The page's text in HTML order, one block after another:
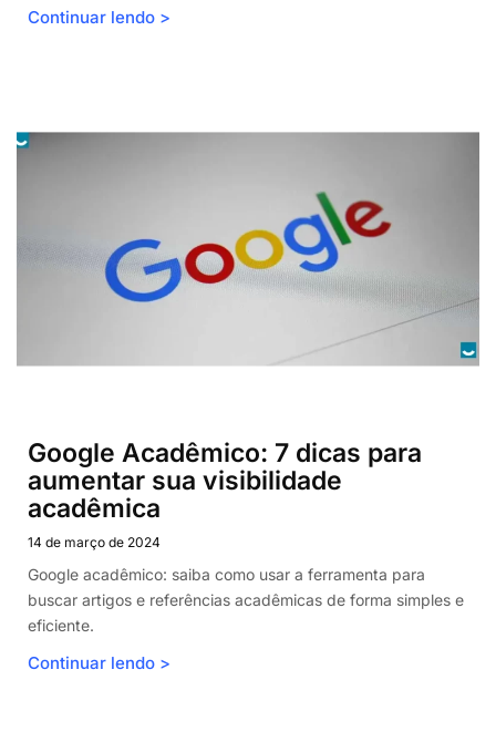
Continuar lendo >
Google Acadêmico: 7 dicas para
aumentar sua visibilidade
acadêmica
14 de março de 2024
Google acadêmico: saiba como usar a ferramenta para
buscar artigos e referências acadêmicas de forma simples e
eficiente.
Continuar lendo >